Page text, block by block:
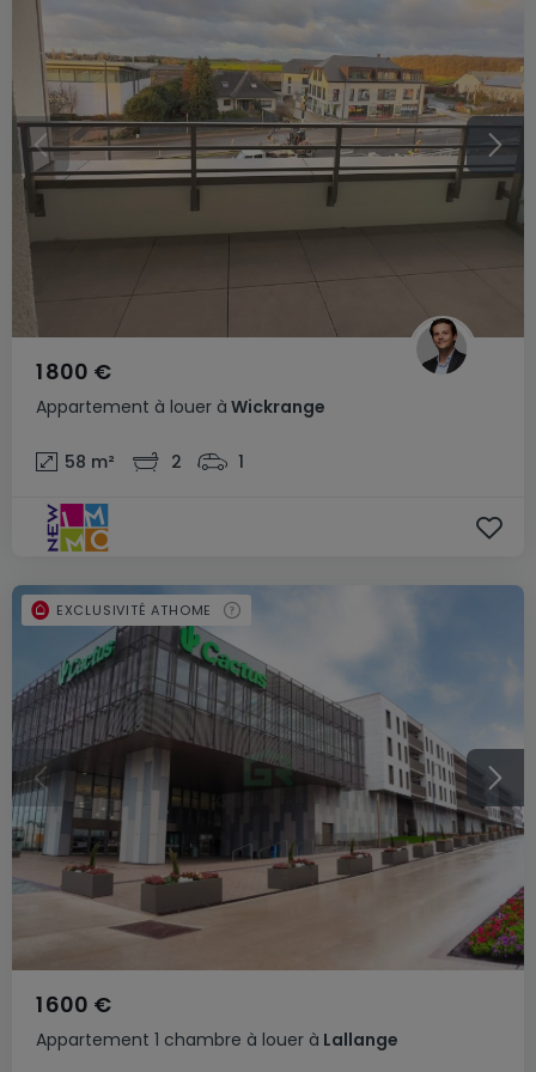
Appartement à louer à Wickrange
1 800 €
58 m² 2 1
Appartement 1 chambre à louer à Lallange
1 600 €
EXCLUSIVITÉ ATHOME